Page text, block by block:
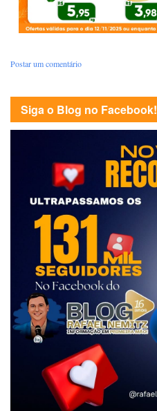
Postar um comentário
Siga o Blog no Facebook!